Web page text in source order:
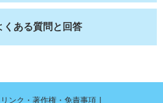
くある質問と回答
リンク・著作権・免責事項